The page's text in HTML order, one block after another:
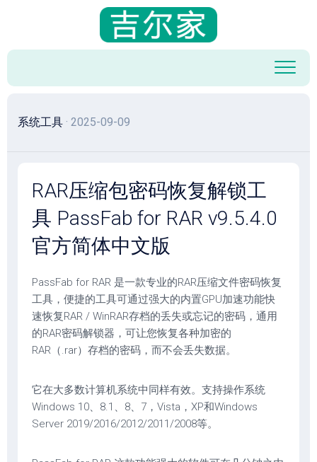
容
系统工具 · 2025-09-09
RAR压缩包密码恢复解锁工
具 PassFab for RAR v9.5.4.0
官方简体中文版
PassFab for RAR 是一款专业的RAR压缩文件密码恢复
工具，便捷的工具可通过强大的内置GPU加速功能快
速恢复RAR / WinRAR存档的丢失或忘记的密码，通用
的RAR密码解锁器，可让您恢复各种加密的
RAR（.rar）存档的密码，而不会丢失数据。
它在大多数计算机系统中同样有效。支持操作系统
Windows 10、8.1、8、7，Vista，XP和Windows
Server 2019/2016/2012/2011/2008等。